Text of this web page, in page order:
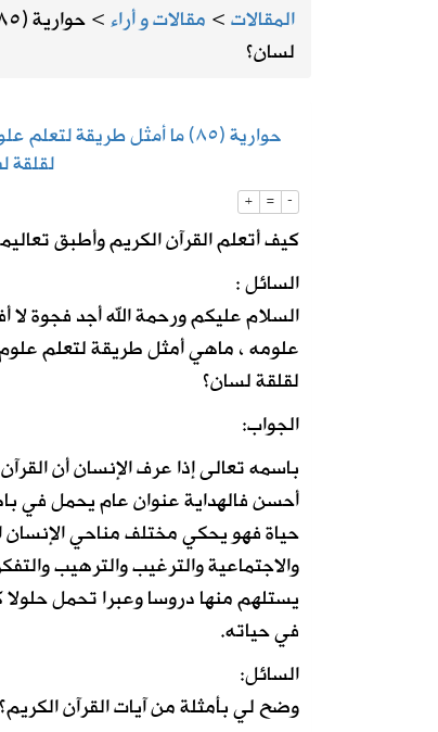
2026-08-06
استاد أرامكو يقترب من
أمانة الأحساء تنجز تطوير
المقالات> مقالات و أراء>
لسان؟
حوارية (٨٥) ما أمثل طريقة
لقلقة
+ = -
كيف أتعلم القرآن الكريم وأطبق
السائل :
السلام عليكم ورحمة الله أجد فجوة لا
علومه ، ماهي أمثل طريقة لتعلم
لقلقة لسان؟
الجواب:
باسمه تعالى إذا عرف الإنسان أن
أحسن فالهداية عنوان عام يحمل في
حياة فهو يحكي مختلف مناحي الإنسان
والاجتماعية والترغيب والترهيب
يستلهم منها دروسا وعبرا تحمل
في حياته.
السائل:
وضح لي بأمثلة من آيات القرآن الكريم؟